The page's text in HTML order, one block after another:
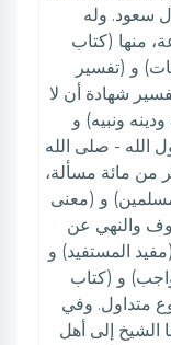
سعود. وله
منها (كتاب
و (تفسير
شهادة أن لا
ونبيه) و
الله - صلى الله
من مائة مسألة،
و (معنى
والنهي عن
المستفيد) و
واجب) و (كتاب
متداول. وفي
الشيخ إلى أهل